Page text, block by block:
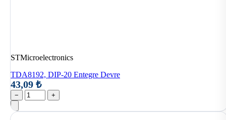
STMicroelectronics
TDA8192, DIP-20 Entegre Devre
43,09 ₺
− +